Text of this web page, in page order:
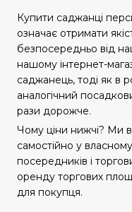
Купити саджанці
означає отримати
безпосередньо від
нашому інтернет-
саджанець, тоді як в
аналогічний
рази дорожче.
Чому ціни нижчі? Ми
самостійно у
посередників і
оренду торгових
для покупця.